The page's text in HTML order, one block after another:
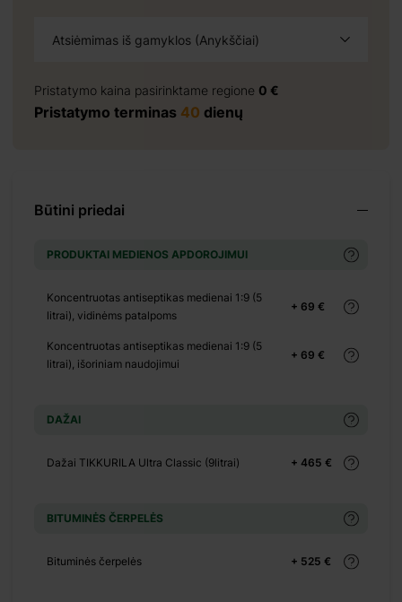
Atsiėmimas iš gamyklos (Anykščiai)
Pristatymo kaina pasirinktame regione 0 €
Pristatymo terminas 40 dienų
Būtini priedai
PRODUKTAI MEDIENOS APDOROJIMUI
+ 69 €
Koncentruotas antiseptikas medienai 1:9 (5
litrai), vidinėms patalpoms
+ 69 €
Koncentruotas antiseptikas medienai 1:9 (5
litrai), išoriniam naudojimui
DAŽAI
+ 465 €
Dažai TIKKURILA Ultra Classic (9litrai)
BITUMINĖS ČERPELĖS
+ 525 €
Bituminės čerpelės
+ 198 €
+ 149 €
+ 90 €